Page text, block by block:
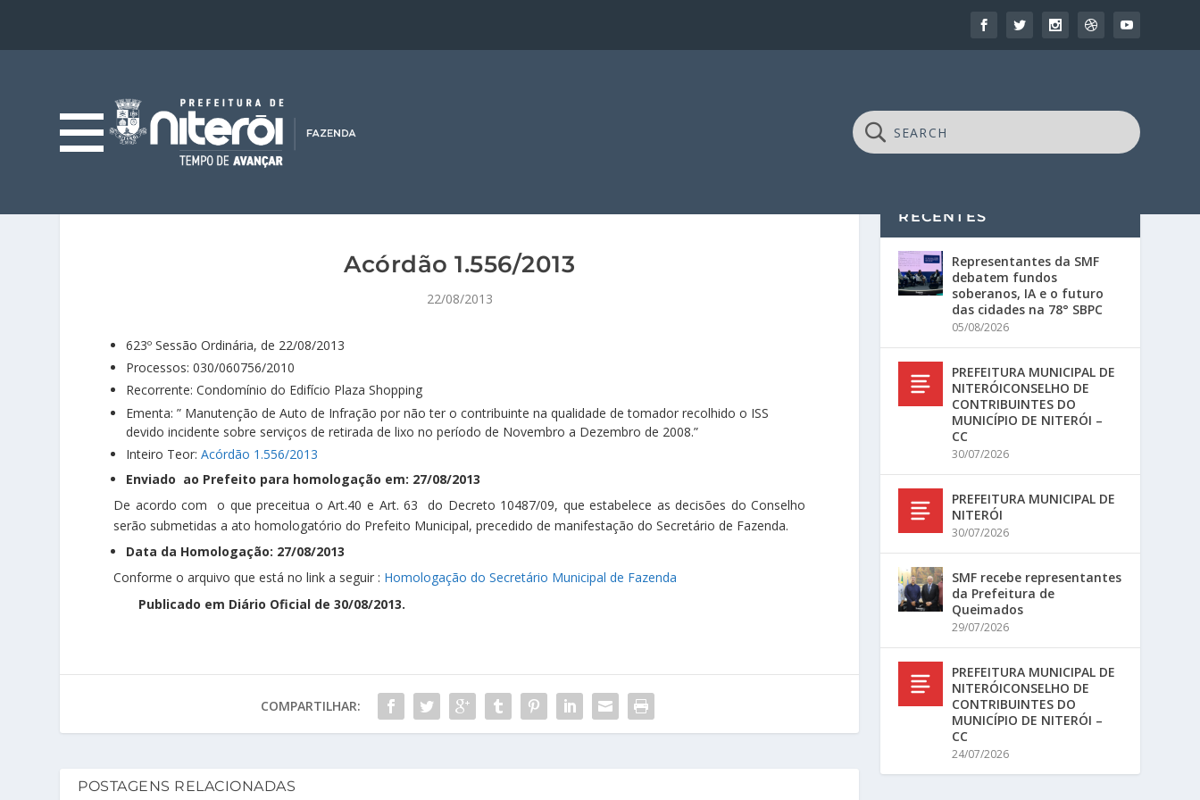
Acórdão 1.556/2013
22/08/2013
623º Sessão Ordinária, de 22/08/2013
Processos: 030/060756/2010
Recorrente: Condomínio do Edifício Plaza Shopping
Ementa: ” Manutenção de Auto de Infração por não ter o contribuinte na qualidade de tomador recolhido o ISS
devido incidente sobre serviços de retirada de lixo no período de Novembro a Dezembro de 2008.”
Inteiro Teor:Acórdão 1.556/2013
Enviado ao Prefeito para homologação em: 27/08/2013
De acordo com o que preceitua o Art.40 e Art. 63 do Decreto 10487/09, que estabelece as decisões do Conselho
serão submetidas a ato homologatório do Prefeito Municipal, precedido de manifestação do Secretário de Fazenda.
Data da Homologação: 27/08/2013
Conforme o arquivo que está no link a seguir : Homologação do Secretário Municipal de Fazenda
Publicado em Diário Oficial de 30/08/2013.
COMPARTILHAR:
POSTAGENS RELACIONADAS
RECENTES
Representantes da SMF
debatem fundos
soberanos, IA e o futuro
das cidades na 78° SBPC
05/08/2026
PREFEITURA MUNICIPAL DE
NITERÓICONSELHO DE
CONTRIBUINTES DO
MUNICÍPIO DE NITERÓI –
CC
30/07/2026
PREFEITURA MUNICIPAL DE
NITERÓI
30/07/2026
SMF recebe representantes
da Prefeitura de
Queimados
29/07/2026
PREFEITURA MUNICIPAL DE
NITERÓICONSELHO DE
CONTRIBUINTES DO
MUNICÍPIO DE NITERÓI –
CC
24/07/2026